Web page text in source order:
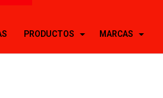
PRODUCTOS MARCAS